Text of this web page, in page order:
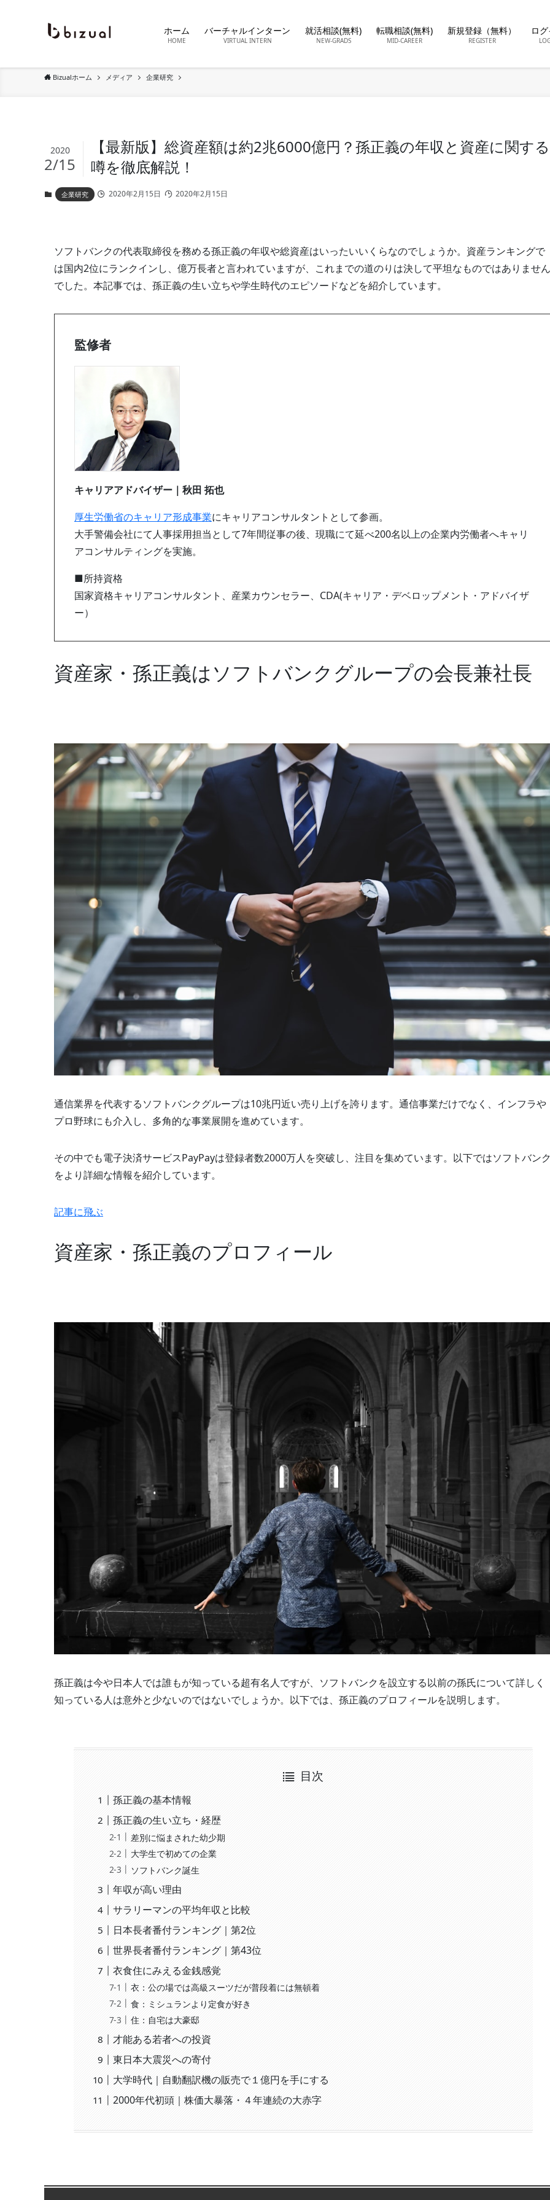
ホーム
HOME
バーチャルインターン
VIRTUAL INTERN
就活相談(無料)
NEW-GRADS
転職相談(無料)
MID-CAREER
新規登録（無料）
REGISTER
ロ
Bizualホーム メディア 企業研究
【最新版】総資産額は約2兆6000億円？孫正義の年収と資産に関する
噂を徹底解説！
2020
2/15
企業研究 2020年2月15日 2020年2月15日
ソフトバンクの代表取締役を務める孫正義の年収や総資産はいったいいくらなのでしょうか。資産ランキングで
は国内2位にランクインし、億万長者と言われていますが、これまでの道のりは決して平坦なものではありません
でした。本記事では、孫正義の生い立ちや学生時代のエピソードなどを紹介しています。
監修者
キャリアアドバイザー｜秋田 拓也
厚生労働省のキャリア形成事業にキャリアコンサルタントとして参画。
大手警備会社にて人事採用担当として7年間従事の後、現職にて延べ200名以上の企業内労働者へキャリ
アコンサルティングを実施。
■所持資格
国家資格キャリアコンサルタント、産業カウンセラー、CDA(キャリア・デベロップメント・アドバイザ
ー）
資産家・孫正義はソフトバンクグループの会長兼社長
通信業界を代表するソフトバンクグループは10兆円近い売り上げを誇ります。通信事業だけでなく、インフラや
プロ野球にも介入し、多角的な事業展開を進めています。
その中でも電子決済サービスPayPayは登録者数2000万人を突破し、注目を集めています。以下ではソフトバン
をより詳細な情報を紹介しています。
記事に飛ぶ
資産家・孫正義のプロフィール
孫正義は今や日本人では誰もが知っている超有名人ですが、ソフトバンクを設立する以前の孫氏について詳しく
知っている人は意外と少ないのではないでしょうか。以下では、孫正義のプロフィールを説明します。
目次
孫正義の基本情報
孫正義の生い立ち・経歴
差別に悩まされた幼少期
大学生で初めての企業
ソフトバンク誕生
年収が高い理由
サラリーマンの平均年収と比較
日本長者番付ランキング｜第2位
世界長者番付ランキング｜第43位
衣食住にみえる金銭感覚
衣：公の場では高級スーツだが普段着には無頓着
食：ミシュランより定食が好き
住：自宅は大豪邸
才能ある若者への投資
東日本大震災への寄付
大学時代｜自動翻訳機の販売で１億円を手にする
2000年代初頭｜株価大暴落・４年連続の大赤字